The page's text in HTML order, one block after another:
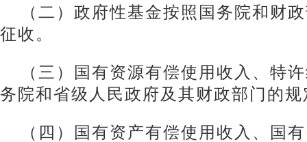
（二）政府性基金按照国务院和财
征收。
（三）国有资源有偿使用收入、特
务院和省级人民政府及其财政部门的
（四）国有资产有偿使用收入、国